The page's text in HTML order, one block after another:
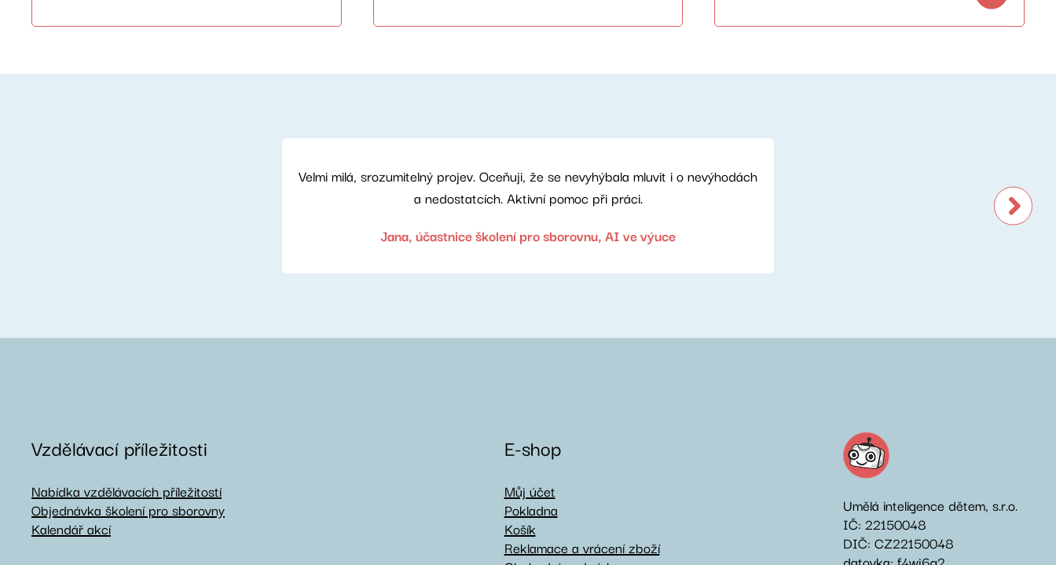
Velmi milá, srozumitelný projev. Oceňuji, že se nevyhýbala mluvit i o nevýhodách
a nedostatcích. Aktivní pomoc při práci.
Jana, účastnice školení pro sborovnu, AI ve výuce
Vzdělávací příležitosti
Nabídka vzdělávacích příležitostí
Objednávka školení pro sborovny
Kalendář akcí
E-shop
Můj účet
Pokladna
Košík
Reklamace a vrácení zboží
Umělá inteligence dětem, s.r.o.
IČ: 22150048
DIČ: CZ22150048